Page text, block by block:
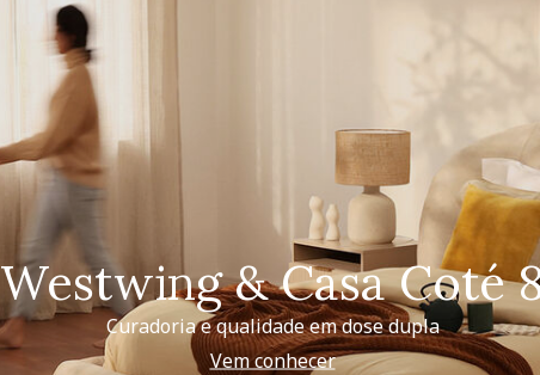
Westwing & Casa Coté
Curadoria e qualidade em dose dupla
Vem conhecer